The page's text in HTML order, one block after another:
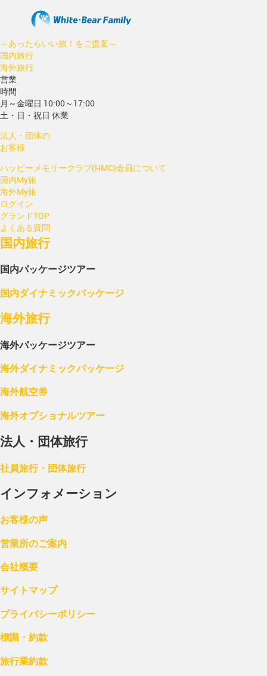
～あったらいい旅！をご提案～
国内旅行
海外旅行
営業
時間
月～金曜日 10:00～17:00
土・日・祝日 休業
法人・団体の
お客様
ハッピーメモリークラブ(HMC)会員について
国内My旅
海外My旅
ログイン
グランドTOP
よくある質問
国内旅行
国内パッケージツアー
国内ダイナミックパッケージ
海外旅行
海外パッケージツアー
海外ダイナミックパッケージ
海外航空券
海外オプショナルツアー
法人・団体旅行
社員旅行・団体旅行
インフォメーション
お客様の声
営業所のご案内
会社概要
サイトマップ
プライバシーポリシー
標識・約款
旅行業約款